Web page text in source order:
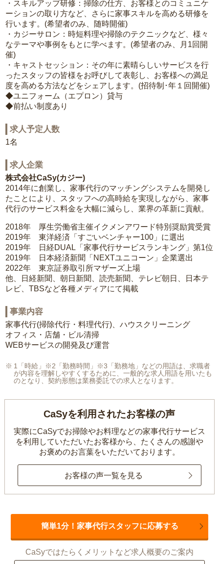
・スキルアップ研修：掃除の仕方、お客様とのコミュニケ
ーションの取り方など、さらに家事スキルを高める研修を
行います。(希望者のみ、随時開催)
・カジーサロン：時短料理や掃除のテクニックなど、様々
なテーマや事例をもとに学べます。(希望者のみ、月1回開
催)
・キャストセッション：その年に素晴らしいサービスを行
ったスタッフの皆様をお呼びして表彰し、お客様への満足
度を高める方法などをシェアします。(招待制･年１回開催)
◆ユニフォーム（エプロン）貸与
◆前払い制度あり
求人予定人数
1名
求人企業
株式会社CaSy(カジー)
2014年に創業し、家事代行のマッチングシステムを開発し
たことにより、スタッフへの高時給を実現しながら、家事
代行のサービス料金を大幅に減らし、業界の革新に貢献。
2018年 厚生労働省主催イクメンアワード特別奨励賞受賞
2019年 東洋経済「すごいベンチャー100」に選出
2019年 日経DUAL「家事代行サービスランキング」第1位
2019年 日本経済新聞「NEXTユニコーン」企業選出
2022年 東京証券取引所マザーズ上場
他、日経新聞、朝日新聞、読売新聞、テレビ朝日、日本テ
レビ、TBSなど各種メディアにて掲載
事業内容
家事代行(掃除代行・料理代行)、ハウスクリーニング
オフィス・店舗・ビル清掃
WEBサービスの開発及び運営
1「時給」※2「勤務時間」※3「勤務地」などの用語は、求職者
が内容を理解しやすくするために、一般的な求人用語を用いたも
のとなり、契約形態は業務委託での求人となります。
CaSyを利用されたお客様の声
実際にCaSyでお掃除やお料理などの家事代行サービス
を利用していただいたお客様から、 たくさんの感謝や
お褒めのお言葉をいただいております。
お客様の声一覧を見る
簡単1分！家事代行スタッフに応募する
CaSyではたらくメリットなど求人概要のご案内